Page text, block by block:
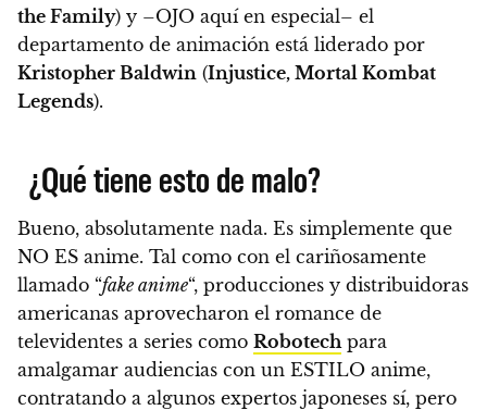
the Family) y –OJO aquí en especial– el
departamento de animación está liderado por
Kristopher Baldwin (Injustice, Mortal Kombat
Legends).
¿Qué tiene esto de malo?
Bueno, absolutamente nada. Es simplemente que
NO ES anime. Tal como con el cariñosamente
llamado “fake anime“, producciones y distribuidoras
americanas aprovecharon el romance de
televidentes a series como Robotech para
amalgamar audiencias con un ESTILO anime,
contratando a algunos expertos japoneses sí, pero